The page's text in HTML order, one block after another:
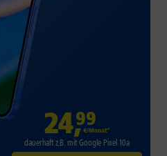
24,99
€/Monat*
dauerhaft z.B. mit Google Pixel 10a